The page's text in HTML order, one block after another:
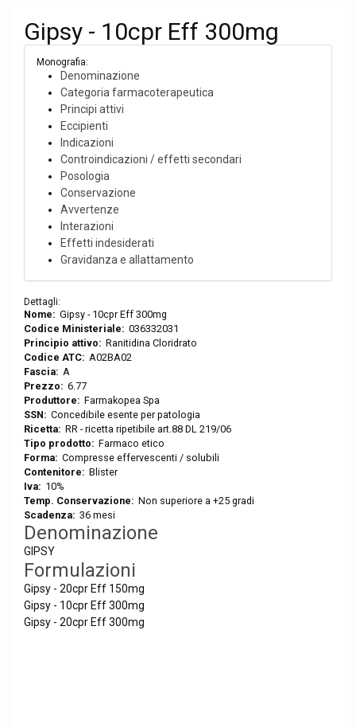
Gipsy - 10cpr Eff 300mg
Monografia:
Denominazione
Categoria farmacoterapeutica
Principi attivi
Eccipienti
Indicazioni
Controindicazioni / effetti secondari
Posologia
Conservazione
Avvertenze
Interazioni
Effetti indesiderati
Gravidanza e allattamento
Dettagli:
Nome: Gipsy - 10cpr Eff 300mg
Codice Ministeriale: 036332031
Principio attivo: Ranitidina Cloridrato
Codice ATC: A02BA02
Fascia: A
Prezzo: 6.77
Produttore: Farmakopea Spa
SSN: Concedibile esente per patologia
Ricetta: RR - ricetta ripetibile art.88 DL 219/06
Tipo prodotto: Farmaco etico
Forma: Compresse effervescenti / solubili
Contenitore: Blister
Iva: 10%
Temp. Conservazione: Non superiore a +25 gradi
Scadenza: 36 mesi
Denominazione
GIPSY
Formulazioni
Gipsy - 20cpr Eff 150mg
Gipsy - 10cpr Eff 300mg
Gipsy - 20cpr Eff 300mg